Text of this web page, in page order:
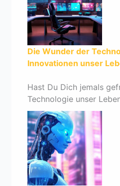
Die Wunder der
Innovationen unser
Hast Du Dich jemals
Technologie unser